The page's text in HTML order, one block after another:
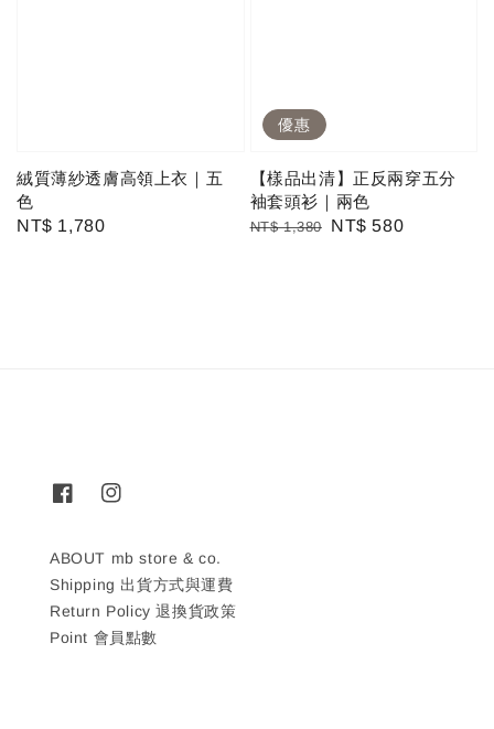
絨質薄紗透膚高領上衣｜五
色
Regular
NT$ 1,780
優惠
【樣品出清】正反兩穿五分
袖套頭衫｜兩色
Regular
NT$ 1,380
Sale
NT$ 580
ABOUT mb store & co.
Shipping 出貨方式與運費
Return Policy 退換貨政策
Point 會員點數